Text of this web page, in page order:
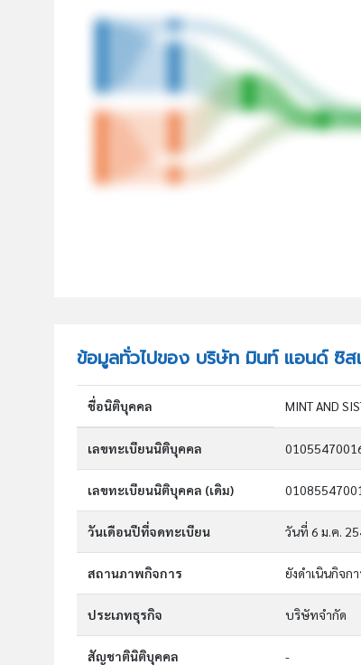
ข้อมูลทั่วไปของ บริษัท มินท์ แอนด์ ซิส
ชื่อนิติบุคคล MINT AND
เลขทะเบียนนิติบุคคล
เลขทะเบียนนิติบุคคล (เดิม)
วันเดือนปีที่จดทะเบียน วันที่ 6 ม.ค.
สถานภาพกิจการ ยังดำเนินกิจก
ประเภทธุรกิจ บริษัทจำกัด
สัญชาตินิติบุคคล -